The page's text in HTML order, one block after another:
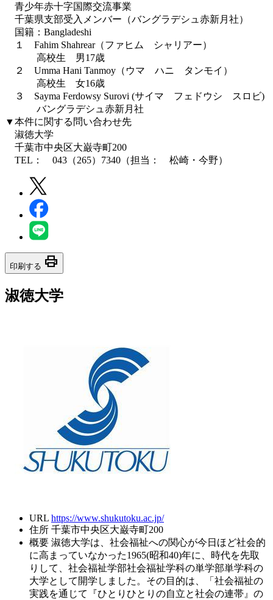
青少年赤十字国際交流事業
千葉県支部受入メンバー（バングラデシュ赤新月社）
国籍：Bangladeshi
１ Fahim Shahrear（ファヒム シャリアー）
高校生 男17歳
２ Umma Hani Tanmoy（ウマ ハニ タンモイ）
高校生 女16歳
３ Sayma Ferdowsy Surovi (サイマ フェドウシ スロビ)
バングラデシュ赤新月社
▼本件に関する問い合わせ先
淑徳大学
千葉市中央区大巌寺町200
TEL： 043（265）7340（担当： 松崎・今野）
印刷する print
淑徳大学
URL https://www.shukutoku.ac.jp/
住所 千葉市中央区大巌寺町200
概要 淑徳大学は、社会福祉への関心が今日ほど社会的
に高まっていなかった1965(昭和40)年に、時代を先取
りして、社会福祉学部社会福祉学科の単学部単学科の
大学として開学しました。その目的は、「社会福祉の
実践を通じて『ひとりひとりの自立と社会の連帯』の